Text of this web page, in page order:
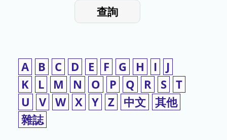
查詢
A B C D E F G H I
J
K
L M N O P Q R S T
U
V W X Y Z 中文 其他
雜誌